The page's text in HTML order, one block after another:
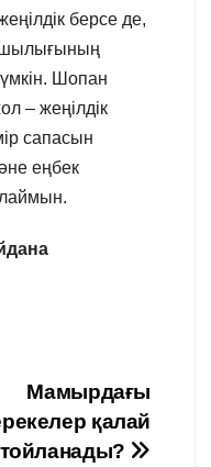
берсе де,
Шопан
– жеңілдік
сапасын
еңбек
Мамырдағы
қалай
тойланады?